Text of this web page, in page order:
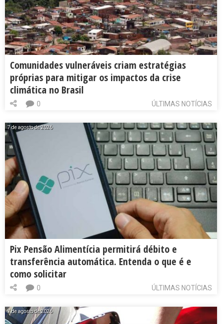
Comunidades vulneráveis criam estratégias
próprias para mitigar os impactos da crise
climática no Brasil
ÚLTIMAS NOTÍCIAS
0
7 de agosto de 2026
Pix Pensão Alimentícia permitirá débito e
transferência automática. Entenda o que é e
como solicitar
ÚLTIMAS NOTÍCIAS
0
7 de agosto de 2026